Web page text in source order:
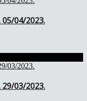
04/2023.
03/2023.